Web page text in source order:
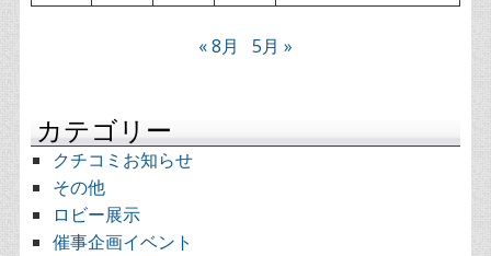
« 8月 5月 »
カテゴリー
クチコミお知らせ
その他
ロビー展示
催事企画イベント